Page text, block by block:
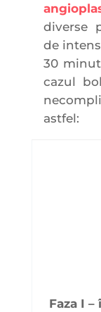
diverse
de
30
cazul
astfel:
Faza I –